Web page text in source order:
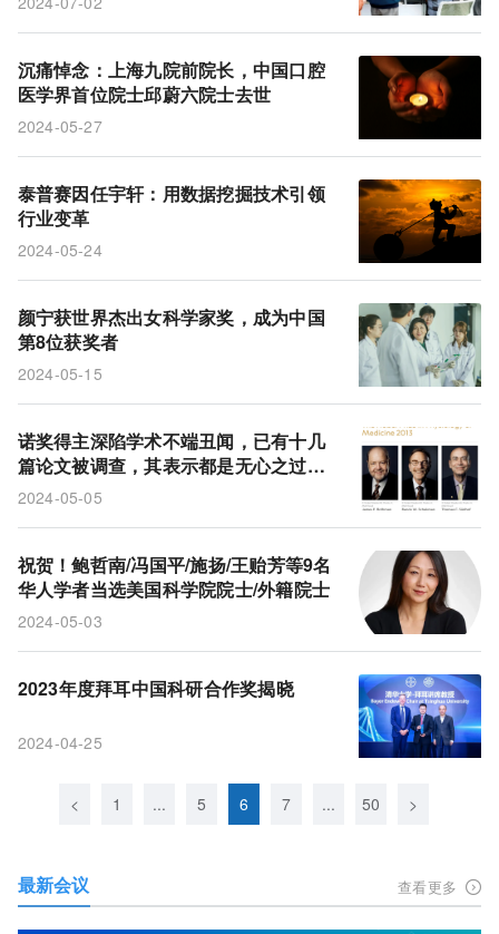
沉痛悼念：上海九院前院长，中国口腔
医学界首位院士邱蔚六院士去世
2024-05-27
泰普赛因任宇轩：用数据挖掘技术引领
行业变革
2024-05-24
颜宁获世界杰出女科学家奖，成为中国
第8位获奖者
2024-05-15
诺奖得主深陷学术不端丑闻，已有十几
篇论文被调查，其表示都是无心之过，
不影响研究结论
2024-05-05
祝贺！鲍哲南/冯国平/施扬/王贻芳等9名
华人学者当选美国科学院院士/外籍院士
2024-05-03
2023年度拜耳中国科研合作奖揭晓
2024-04-25
< 1 ... 5 6 7 ... 50 >
最新会议 查看更多